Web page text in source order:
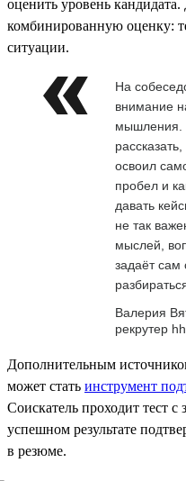
оценить уровень
комбинированную оценку:
ситуации.
На
внимание
мышления.
освоил
пробел и
давать
не так
мыслей,
задаёт сам
Валерия
рекрутер
Дополнительным
может стать инструмент
Соискатель проходит тест
успешном результате
в резюме.